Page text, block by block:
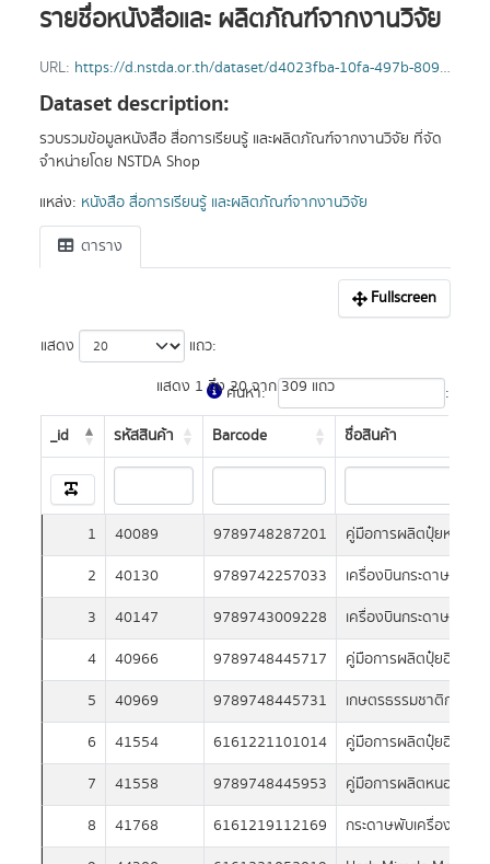
รายชื่อหนังสือและ ผลิตภัณฑ์จากงานวิจัย
URL: https://d.nstda.or.th/dataset/d4023fba-10fa-497b-809a-dc5551526512/resource/6b37f4ba-a581-4b40-8de8-2b6c97db6e2d/download/20260205-nstda-shop.xlsx
Dataset description:
รวบรวมข้อมูลหนังสือ สื่อการเรียนรู้ และผลิตภัณฑ์จากงานวิจัย ที่จัด
จำหน่ายโดย NSTDA Shop
แหล่ง: หนังสือ สื่อการเรียนรู้ และผลิตภัณฑ์จากงานวิจัย
ตาราง
Fullscreen